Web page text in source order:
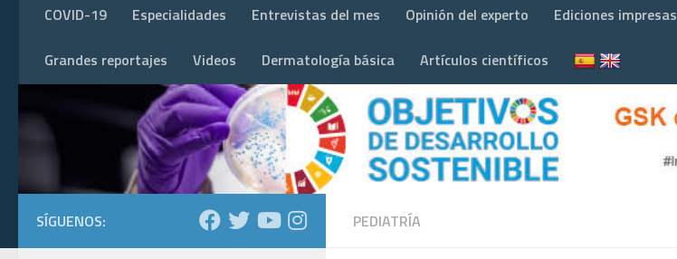
COVID-19 Especialidades Entrevistas del mes Opinión del experto Ediciones impresas
Grandes reportajes Videos Dermatología básica Artículos científicos
PEDIATRÍA
SÍGUENOS: